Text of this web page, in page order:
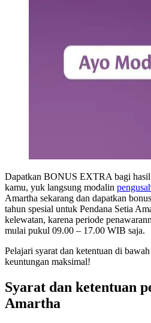
Dapatkan BONUS EXTRA bagi hasil
kamu, yuk langsung modalin
Amartha sekarang dan dapatkan
tahun spesial untuk Pendana Setia
kelewatan, karena periode
mulai pukul 09.00 – 17.00 WIB saja.
Pelajari syarat dan ketentuan di
keuntungan maksimal!
Syarat dan ketentuan
Amartha